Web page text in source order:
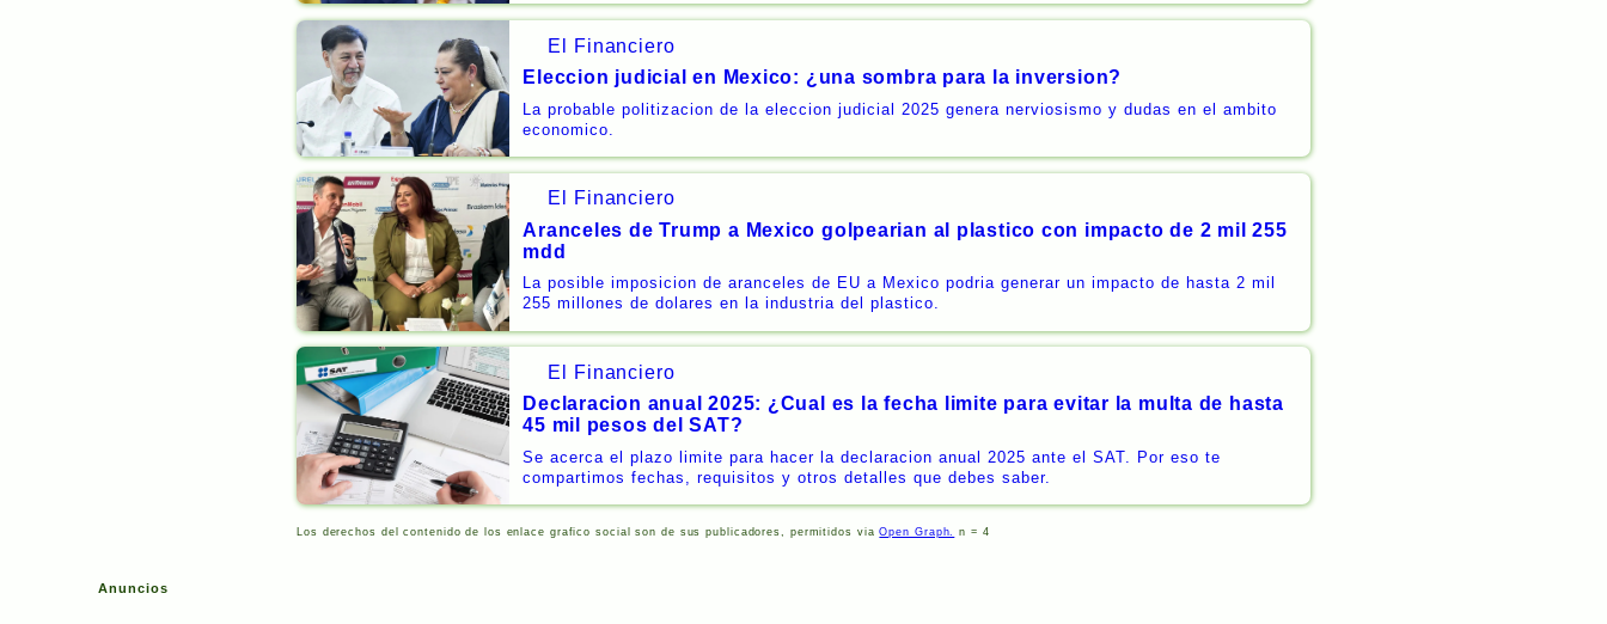
El Financiero
Eleccion judicial en Mexico: ¿una sombra para la inversion?
La probable politizacion de la eleccion judicial 2025 genera nerviosismo y dudas en el ambito
economico.
El Financiero
Aranceles de Trump a Mexico golpearian al plastico con impacto de 2 mil 255
mdd
La posible imposicion de aranceles de EU a Mexico podria generar un impacto de hasta 2 mil
255 millones de dolares en la industria del plastico.
El Financiero
Declaracion anual 2025: ¿Cual es la fecha limite para evitar la multa de hasta
45 mil pesos del SAT?
Se acerca el plazo limite para hacer la declaracion anual 2025 ante el SAT. Por eso te
compartimos fechas, requisitos y otros detalles que debes saber.
Los derechos del contenido de los enlace grafico social son de sus publicadores, permitidos viaOpen Graph. n = 4
Anuncios